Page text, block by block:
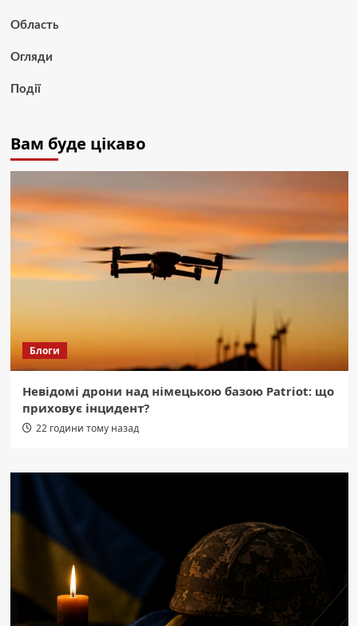
Область
Огляди
Події
Вам буде цікаво
Блоги
Невідомі дрони над німецькою базою Patriot: що
приховує інцидент?
22 години тому назад